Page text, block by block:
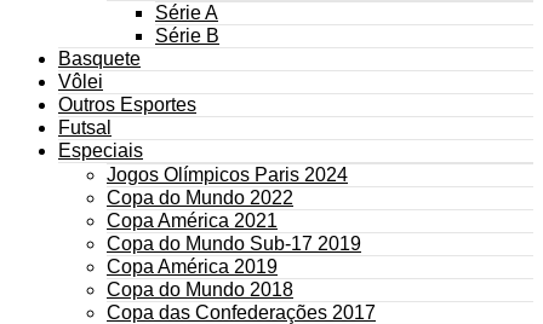
Série A
Série B
Basquete
Vôlei
Outros Esportes
Futsal
Especiais
Jogos Olímpicos Paris 2024
Copa do Mundo 2022
Copa América 2021
Copa do Mundo Sub-17 2019
Copa América 2019
Copa do Mundo 2018
Copa das Confederações 2017